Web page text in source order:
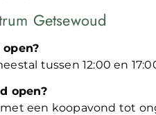
Getsewoud
tussen 12:00 en
open?
een koopavond tot